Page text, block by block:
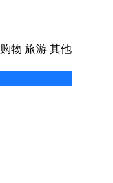
购物 旅游 其他